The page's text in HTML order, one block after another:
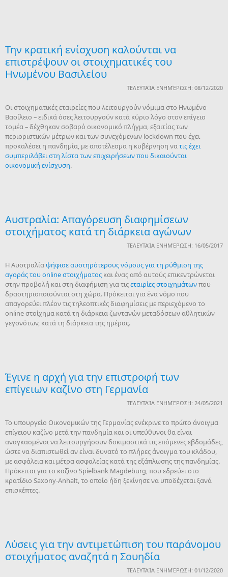
Την κρατική ενίσχυση καλούνται να
επιστρέψουν οι στοιχηματικές του
Ηνωμένου Βασιλείου
ΤΕΛΕΥΤΑΊΑ ΕΝΗΜΈΡΩΣΗ: 08/12/2020
Οι στοιχηματικές εταιρείες που λειτουργούν νόμιμα στο Ηνωμένο
Βασίλειο – ειδικά όσες λειτουργούν κατά κύριο λόγο στον επίγειο
τομέα – δέχθηκαν σοβαρό οικονομικό πλήγμα, εξαιτίας των
περιοριστικών μέτρων και των συνεχόμενων lockdown που έχει
προκαλέσει η πανδημία, με αποτέλεσμα η κυβέρνηση νατις έχει
συμπεριλάβει στη λίστα των επιχειρήσεων που δικαιούνται
οικονομική ενίσχυση.
Αυστραλία: Απαγόρευση διαφημίσεων
στοιχήματος κατά τη διάρκεια αγώνων
ΤΕΛΕΥΤΑΊΑ ΕΝΗΜΈΡΩΣΗ: 16/05/2017
H Αυστραλία ψήφισε αυστηρότερους νόμους για τη ρύθμιση της
αγοράς του online στοιχήματος και ένας από αυτούς επικεντρώνεται
στην προβολή και στη διαφήμιση για τιςεταιρίες στοιχημάτωνπου
δραστηριοποιούνται στη χώρα. Πρόκειται για ένα νόμο που
απαγορεύει πλέον τις τηλεοπτικές διαφημίσεις με περιεχόμενο το
online στοίχημα κατά τη διάρκεια ζωντανών μεταδόσεων αθλητικών
γεγονότων, κατά τη διάρκεια της ημέρας.
Έγινε η αρχή για την επιστροφή των
επίγειων καζίνο στη Γερμανία
ΤΕΛΕΥΤΑΊΑ ΕΝΗΜΈΡΩΣΗ: 24/05/2021
Το υπουργείο Οικονομικών της Γερμανίας ενέκρινε το πρώτο άνοιγμα
επίγειου καζίνο μετά την πανδημία και οι υπεύθυνοι θα είναι
αναγκασμένοι να λειτουργήσουν δοκιμαστικά τις επόμενες εβδομάδες,
ώστε να διαπιστωθεί αν είναι δυνατό το πλήρες άνοιγμα του κλάδου,
με ασφάλεια και μέτρα ασφαλείας κατά της εξάπλωσης της πανδημίας.
Πρόκειται για το καζίνο Spielbank Magdeburg, που εδρεύει στο
κρατίδιο Saxony-Anhalt, το οποίο ήδη ξεκίνησε να υποδέχεται ξανά
επισκέπτες.
Λύσεις για την αντιμετώπιση του παράνομου
στοιχήματος αναζητά η Σουηδία
ΤΕΛΕΥΤΑΊΑ ΕΝΗΜΈΡΩΣΗ: 01/12/2020